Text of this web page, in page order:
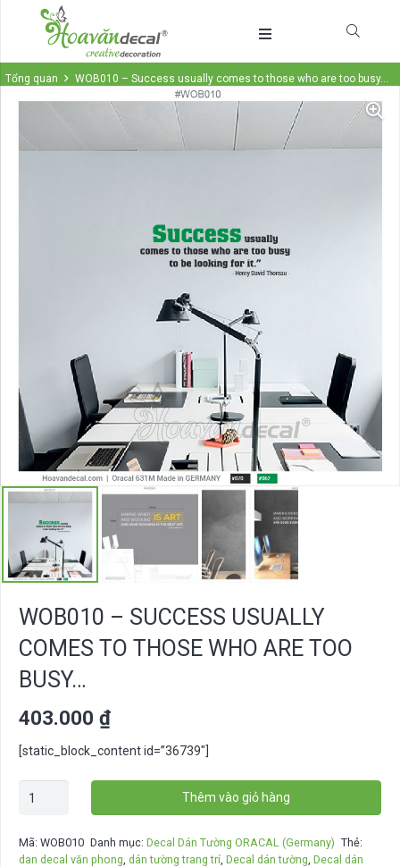
Tổng quan WOB010 – Success usually comes to those who are too busy…
WOB010 – SUCCESS USUALLY
COMES TO THOSE WHO ARE TOO
BUSY…
403.000 ₫
[static_block_content id=”36739″]
usually
Thêm vào giỏ hàng
Mã: WOB010 Danh mục:Decal Dán Tường ORACAL (Germany) Thẻ:
dan decal văn phong, dán tường trang trí, Decal dán tường, Decal dán